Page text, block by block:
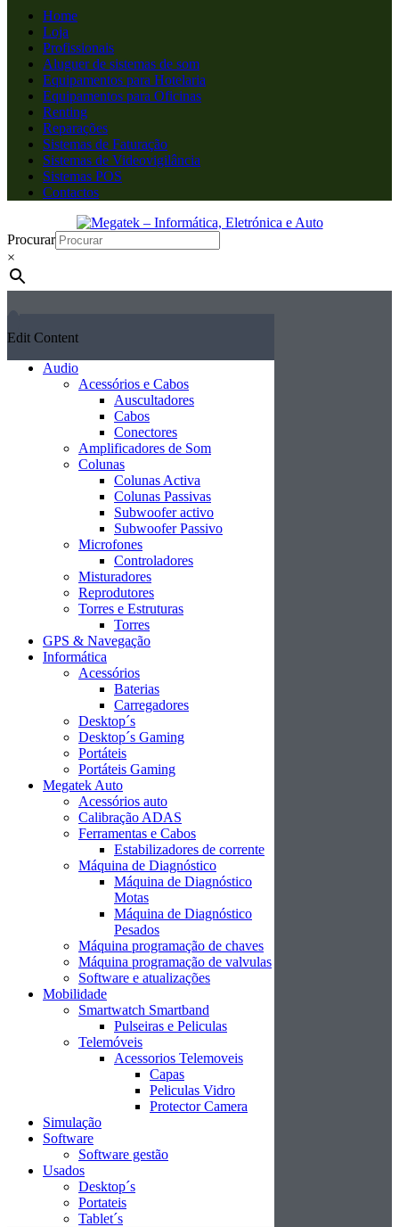
Home
Loja
Profissionais
Aluguer de sistemas de som
Equipamentos para Hotelaria
Equipamentos para Oficinas
Renting
Reparações
Sistemas de Faturação
Sistemas de Videovigilância
Sistemas POS
Contactos
Procurar
×
Edit Content
Audio
Acessórios e Cabos
Auscultadores
Cabos
Conectores
Amplificadores de Som
Colunas
Colunas Activa
Colunas Passivas
Subwoofer activo
Subwoofer Passivo
Microfones
Controladores
Misturadores
Reprodutores
Torres e Estruturas
Torres
GPS & Navegação
Informática
Acessórios
Baterias
Carregadores
Desktop´s
Desktop´s Gaming
Portáteis
Portáteis Gaming
Megatek Auto
Acessórios auto
Calibração ADAS
Ferramentas e Cabos
Estabilizadores de corrente
Máquina de Diagnóstico
Máquina de Diagnóstico
Motas
Máquina de Diagnóstico
Pesados
Máquina programação de chaves
Máquina programação de valvulas
Software e atualizações
Mobilidade
Smartwatch Smartband
Pulseiras e Peliculas
Telemóveis
Acessorios Telemoveis
Capas
Peliculas Vidro
Protector Camera
Simulação
Software
Software gestão
Usados
Desktop´s
Portateis
Tablet´s